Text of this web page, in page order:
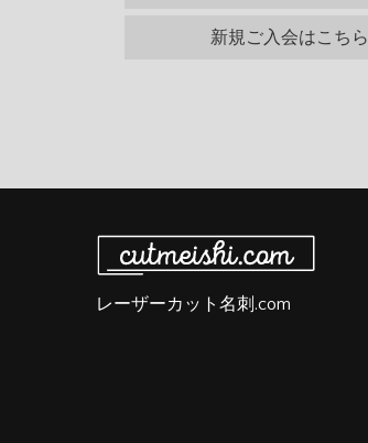
新規ご入会はこちら
レーザーカット名刺.com